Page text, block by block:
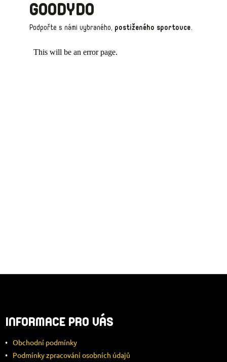
R
K
GOODYDO
Podpořte s námi vybraného, postiženého sportovce.
P
A
INFORMACE PRO VÁS
Obchodní podmínky
Podmínky zpracování osobních údajů